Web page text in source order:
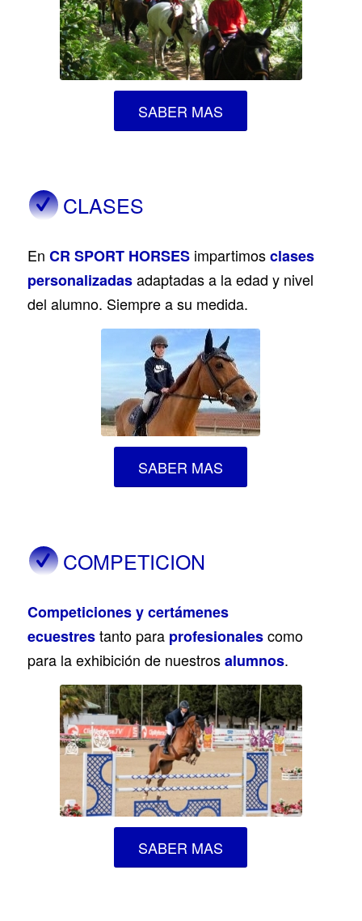
SABER MAS
CLASES
En CR SPORT HORSESimpartimosclases
personalizadasadaptadas a la edad y nivel
del alumno. Siempre a su medida.
SABER MAS
COMPETICION
Competiciones y certámenes
ecuestrestanto para profesionalescomo
para la exhibición de nuestrosalumnos.
SABER MAS